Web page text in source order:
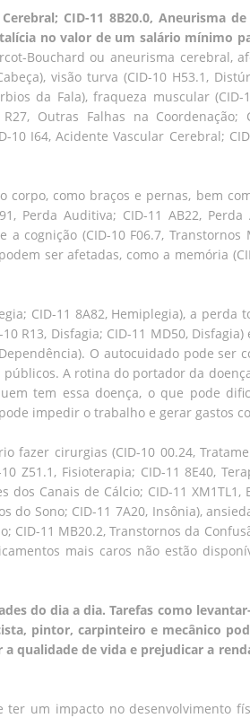
CID-11 8B20.0, Aneurisma
no valor de um salário mínimo
Bouchard ou aneurisma cerebral,
visão turva (CID-10 H53.1,
da Fala), fraqueza muscular (CID-
Outras Falhas na Coordenação;
10 I64, Acidente Vascular Cerebral;
como braços e pernas, bem
Perda Auditiva; CID-11 AB22,
cognição (CID-10 F06.7, Transtornos
ser afetadas, como a memória
CID-11 8A82, Hemiplegia), a perda
R13, Disfagia; CID-11 MD50,
O autocuidado pode ser
A rotina do portador da
tem essa doença, o que pode
impedir o trabalho e gerar gastos
fazer cirurgias (CID-10 00.24,
Z51.1, Fisioterapia; CID-11 8E40,
Canais de Cálcio; CID-11 XM1TL1,
Sono; CID-11 7A20, Insônia),
CID-11 MB20.2, Transtornos da
mais caros não estão
do dia a dia. Tarefas como
pintor, carpinteiro e mecânico
qualidade de vida e prejudicar a
um impacto no desenvolvimento